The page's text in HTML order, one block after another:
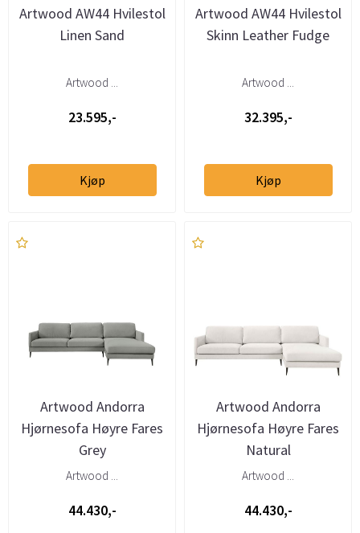
Artwood AW44 Hvilestol
Linen Sand
Artwood ...
23.595,-
Kjøp
Artwood AW44 Hvilestol
Skinn Leather Fudge
Artwood ...
32.395,-
Kjøp
Artwood Andorra
Hjørnesofa Høyre Fares
Grey
Artwood ...
44.430,-
Artwood Andorra
Hjørnesofa Høyre Fares
Natural
Artwood ...
44.430,-